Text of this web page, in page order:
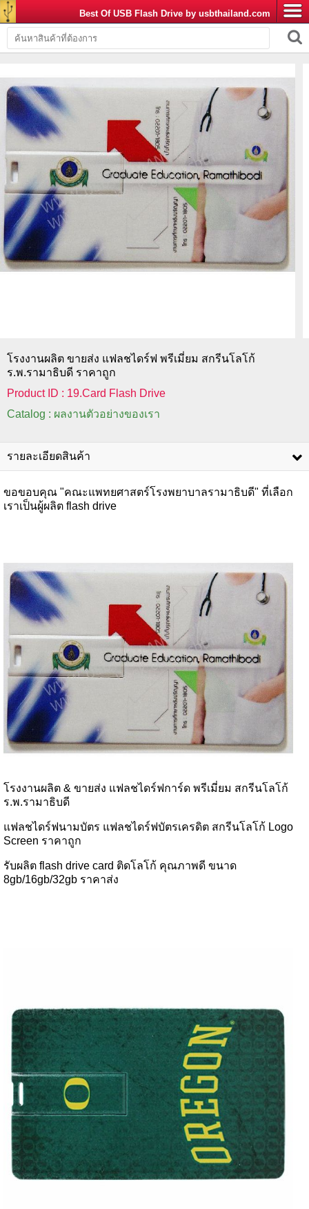
Best Of USB Flash Drive by usbthailand.com
โรงงานผลิต ขายส่ง แฟลชไดร์ฟ พรีเมี่ยม สกรีนโลโก้
ร.พ.รามาธิบดี ราคาถูก
Product ID : 19.Card Flash Drive
Catalog : ผลงานตัวอย่างของเรา
รายละเอียดสินค้า
ขอขอบคุณ "คณะแพทยศาสตร์โรงพยาบาลรามาธิบดี" ที่เลือก
เราเป็นผู้ผลิต flash drive
โรงงานผลิต & ขายส่ง แฟลชไดร์ฟการ์ด พรีเมี่ยม สกรีนโลโก้
ร.พ.รามาธิบดี
แฟลชไดร์ฟนามบัตร แฟลชไดร์ฟบัตรเครดิต สกรีนโลโก้ Logo
Screen ราคาถูก
รับผลิต flash drive card ติดโลโก้ คุณภาพดี ขนาด
8gb/16gb/32gb ราคาส่ง